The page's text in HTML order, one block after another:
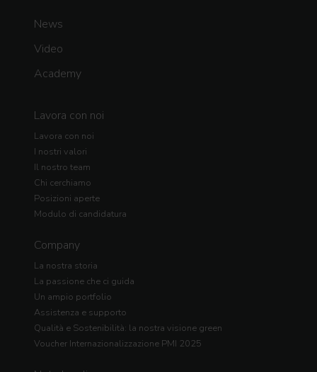
News
Video
Academy
Lavora con noi
Lavora con noi
I nostri valori
Il nostro team
Chi cerchiamo
Posizioni aperte
Modulo di candidatura
Company
La nostra storia
La passione che ci guida
Un ampio portfolio
Assistenza e supporto
Qualità e Sostenibilità: la nostra visione green
Voucher Internazionalizzazione PMI 2025